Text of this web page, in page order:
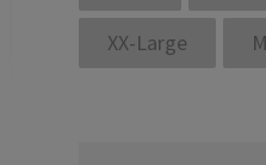
XX-Large